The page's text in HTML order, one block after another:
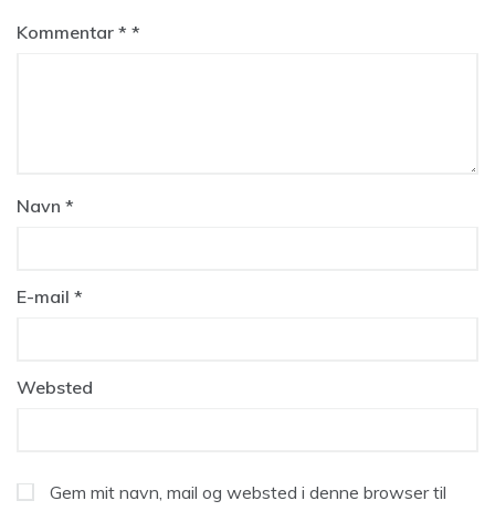
Kommentar *
Navn *
E-mail *
Websted
Gem mit navn, mail og websted i denne browser til